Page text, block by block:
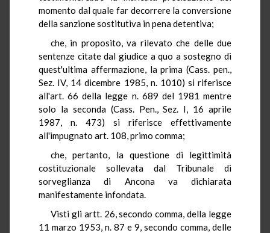
momento dal quale far decorrere la conversione
della sanzione sostitutiva in pena detentiva;
che, in proposito, va rilevato che delle due
sentenze citate dal giudice a quo a sostegno di
quest'ultima affermazione, la prima (Cass. pen.,
Sez. IV, 14 dicembre 1985, n. 1010) si riferisce
all'art. 66 della legge n. 689 del 1981 mentre
solo la seconda (Cass. Pen., Sez. I, 16 aprile
1987, n. 473) si riferisce effettivamente
all'impugnato art. 108, primo comma;
che, pertanto, la questione di legittimità
costituzionale sollevata dal Tribunale di
sorveglianza di Ancona va dichiarata
manifestamente infondata.
Visti gli artt. 26, secondo comma, della legge
11 marzo 1953, n. 87 e 9, secondo comma, delle